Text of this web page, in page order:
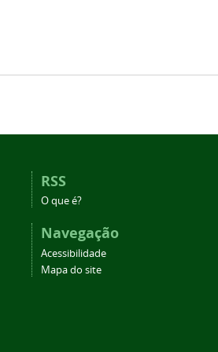
RSS
O que é?
Navegação
Acessibilidade
Mapa do site